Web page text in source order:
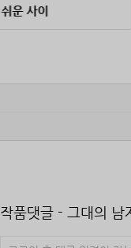
쉬운 사이
작품댓글 - 그대의 남